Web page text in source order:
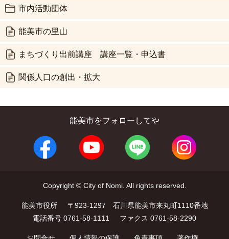
市内活動団体
能美市の里山
まちづくり出前講座 講座一覧・申込書
関係人口の創出・拡大
能美市をフォローしてや
Copyright © City of Nomi. All rights reserved.
能美市役所
〒923-1297 石川県能美市来丸町1110番地
電話番号 0761-58-1111
ファクス 0761-58-2290